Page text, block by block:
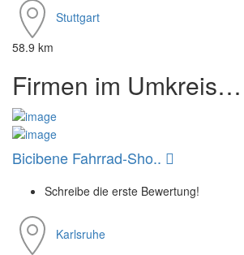
Stuttgart
58.9 km
Firmen im Umkreis…
Bicibene Fahrrad-Sho..
Schreibe die erste Bewertung!
Karlsruhe